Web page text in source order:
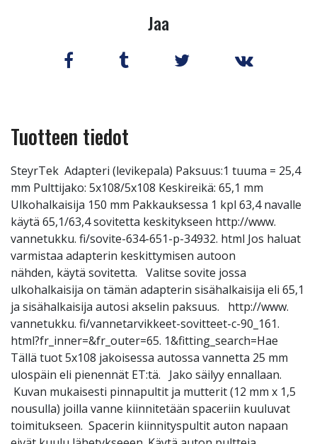
Jaa
Tuotteen tiedot
SteyrTek Adapteri (levikepala) Paksuus:1 tuuma = 25,4
mm Pulttijako: 5x108/5x108 Keskireikä: 65,1 mm
Ulkohalkaisija 150 mm Pakkauksessa 1 kpl 63,4 navalle
käytä 65,1/63,4 sovitetta keskitykseen http://www.
vannetukku. fi/sovite-634-651-p-34932. html Jos haluat
varmistaa adapterin keskittymisen autoon
nähden, käytä sovitetta. Valitse sovite jossa
ulkohalkaisija on tämän adapterin sisähalkaisija eli 65,1
ja sisähalkaisija autosi akselin paksuus. http://www.
vannetukku. fi/vannetarvikkeet-sovitteet-c-90_161.
html?fr_inner=&fr_outer=65. 1&fitting_search=Hae
Tällä tuot 5x108 jakoisessa autossa vannetta 25 mm
ulospäin eli pienennät ET:tä. Jako säilyy ennallaan.
Kuvan mukaisesti pinnapultit ja mutterit (12 mm x 1,5
nousulla) joilla vanne kiinnitetään spaceriin kuuluvat
toimitukseen. Spacerin kiinnityspultit auton napaan